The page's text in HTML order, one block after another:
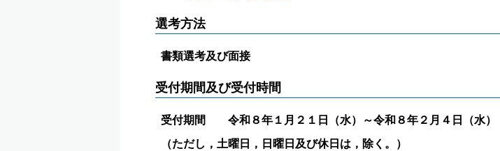
選考方法
書類選考及び面接
受付期間及び受付時間
受付期間 令和８年１月２１日（水）～令和８年２月４日（水）
（ただし，土曜日，日曜日及び休日は，除く。）